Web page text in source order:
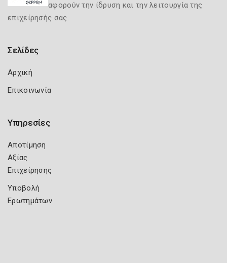
αφορούν την ίδρυση και την λειτουργία της
επιχείρησής σας.
Σελίδες
Αρχική
Επικοινωνία
Υπηρεσίες
Αποτίμηση
Αξίας
Επιχείρησης
Υποβολή
Ερωτημάτων